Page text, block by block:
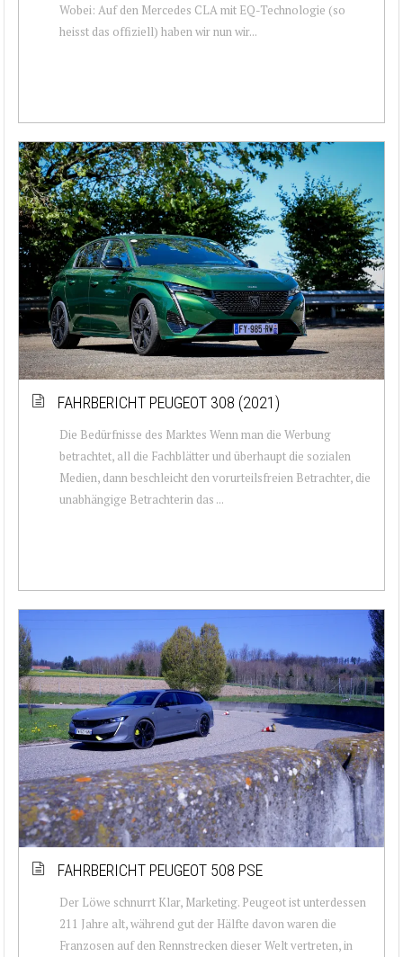
Wobei: Auf den Mercedes CLA mit EQ-Technologie (so
heisst das offiziell) haben wir nun wir...
FAHRBERICHT PEUGEOT 308 (2021)
Die Bedürfnisse des Marktes Wenn man die Werbung
betrachtet, all die Fachblätter und überhaupt die sozialen
Medien, dann beschleicht den vorurteilsfreien Betrachter, die
unabhängige Betrachterin das ...
FAHRBERICHT PEUGEOT 508 PSE
Der Löwe schnurrt Klar, Marketing. Peugeot ist unterdessen
211 Jahre alt, während gut der Hälfte davon waren die
Franzosen auf den Rennstrecken dieser Welt vertreten, in